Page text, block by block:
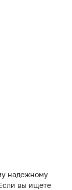
надежному
вы ищете